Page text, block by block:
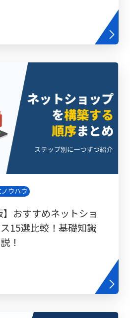
ノウハウ
】おすすめネットショ
15選比較！基礎知識
！